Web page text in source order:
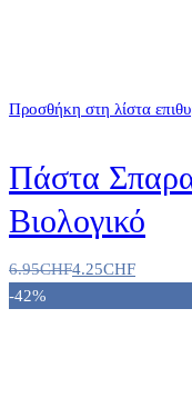
Προσθήκη στη λίστα
Πάστα
Βιολογικό
6.95CHF4.25CHF
-42%